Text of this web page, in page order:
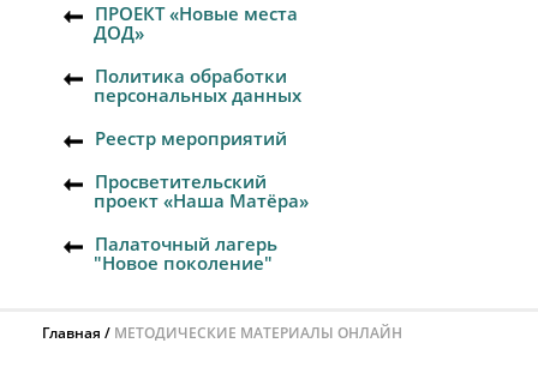
ПРОЕКТ «Новые места
ДОД»
Политика обработки
персональных данных
Реестр мероприятий
Просветительский
проект «Наша Матёра»
Палаточный лагерь
"Новое поколение"
Главная МЕТОДИЧЕСКИЕ МАТЕРИАЛЫ ОНЛАЙН